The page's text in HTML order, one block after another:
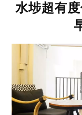
水埗超有